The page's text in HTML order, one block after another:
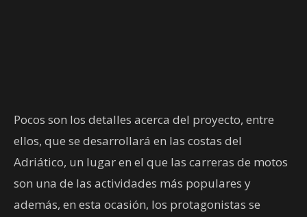
Pocos son los detalles acerca del proyecto, entre
ellos, que se desarrollará en las costas del
Adriático, un lugar en el que las carreras de motos
son una de las actividades más populares y
además, en esta ocasión, los protagonistas se